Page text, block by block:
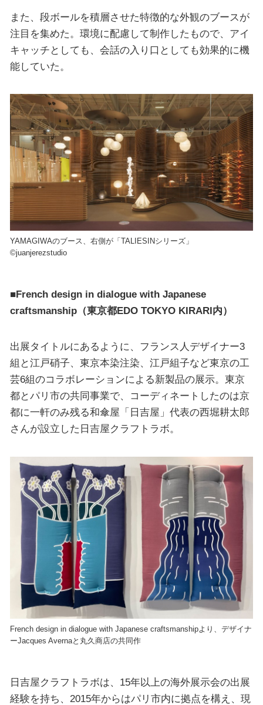
また、段ボールを積層させた特徴的な外観のブースが
注目を集めた。環境に配慮して制作したもので、アイ
キャッチとしても、会話の入り口としても効果的に機
能していた。
YAMAGIWAのブース、右側が「TALIESINシリーズ」
©juanjerezstudio
■French design in dialogue with Japanese
craftsmanship（東京都EDO TOKYO KIRARI内）
出展タイトルにあるように、フランス人デザイナー3
組と江戸硝子、東京本染注染、江戸組子など東京の工
芸6組のコラボレーションによる新製品の展示。東京
都とパリ市の共同事業で、コーディネートしたのは京
都に一軒のみ残る和傘屋「日吉屋」代表の西堀耕太郎
さんが設立した日吉屋クラフトラボ。
French design in dialogue with Japanese craftsmanshipより、デザイナ
ーJacques Avernaと丸久商店の共同作
日吉屋クラフトラボは、15年以上の海外展示会の出展
経験を持ち、2015年からはパリ市内に拠点を構え、現